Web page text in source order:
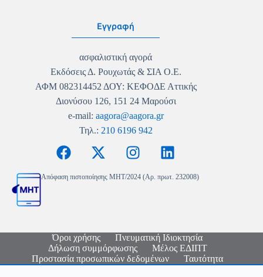
Εγγραφή
ασφαλιστική αγορά
Εκδόσεις Δ. Ρουχωτάς & ΣΙΑ Ο.Ε.
ΑΦΜ 082314452 ΔΟΥ: ΚΕΦΟΔΕ Αττικής
Διονύσου 126, 151 24 Μαρούσι
e-mail: aagora@aagora.gr
Τηλ.: 210 6196 942
Απόφαση πιστοποίησης MHT/2024 (Αρ. πρωτ. 232008)
Όροι χρήσης
Πνευματική Ιδιοκτησία
Δήλωση συμμόρφωσης
Μέλος ΕΔΙΠΤ
Προστασία προσωπικών δεδομένων
Ταυτότητα